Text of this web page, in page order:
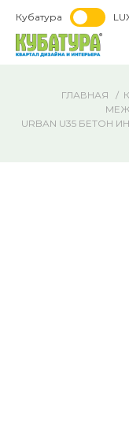
Кубатура
ГЛАВНАЯ
URBAN U35